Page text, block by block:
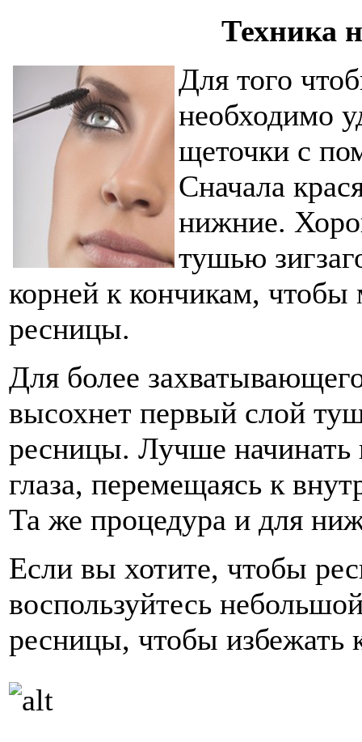
Техника
Для того
необходимо
щеточки с
Сначала
нижние.
тушью
корней к кончикам, чтобы
ресницы.
Для более
высохнет первый слой
ресницы. Лучше начинать
глаза, перемещаясь к
Та же процедура и для
Если вы хотите, чтобы
воспользуйтесь
ресницы, чтобы избежать